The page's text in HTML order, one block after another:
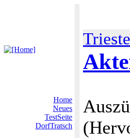
Home
Neues
TestSeite
DorfTratsch